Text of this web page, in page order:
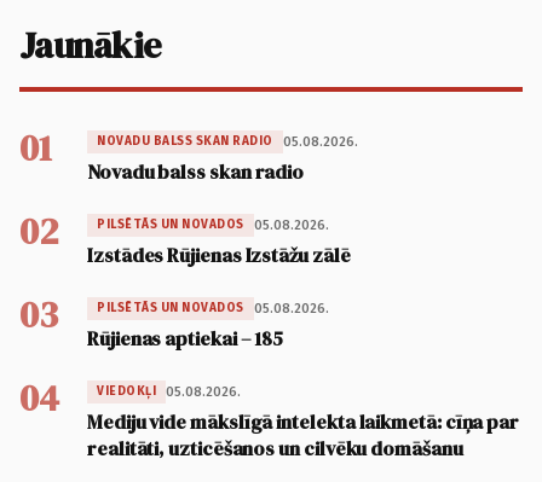
Jaunākie
01 NOVADU BALSS SKAN RADIO 05.08.2026.
Novadu balss skan radio
02 PILSĒTĀS UN NOVADOS 05.08.2026.
Izstādes Rūjienas Izstāžu zālē
03 PILSĒTĀS UN NOVADOS 05.08.2026.
Rūjienas aptiekai – 185
04 VIEDOKĻI 05.08.2026.
Mediju vide mākslīgā intelekta laikmetā: cīņa par
realitāti, uzticēšanos un cilvēku domāšanu